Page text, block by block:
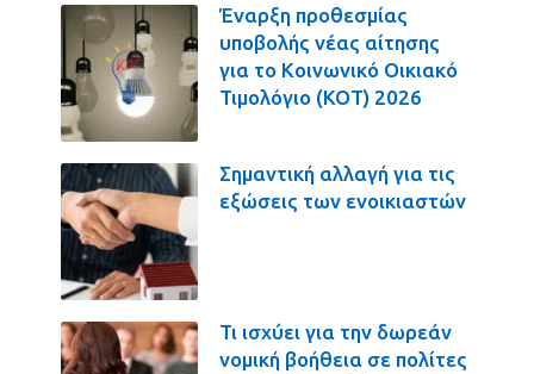
Έναρξη προθεσμίας
υποβολής νέας αίτησης
για το Κοινωνικό Οικιακό
Τιμολόγιο (ΚΟΤ) 2026
Σημαντική αλλαγή για τις
εξώσεις των ενοικιαστών
Τι ισχύει για την δωρεάν
νομική βοήθεια σε πολίτες